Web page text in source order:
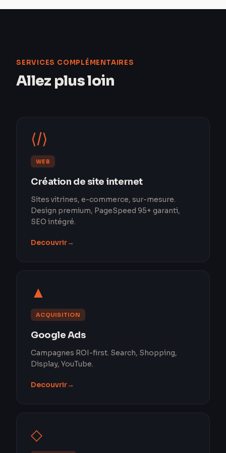
SERVICES COMPLÉMENTAIRES
Allez plus loin
⟨/⟩
WEB
Création de site internet
Sites vitrines, e-commerce, sur-mesure.
Design premium, PageSpeed 95+ garanti,
SEO intégré.
Decouvrir→
▲
ACQUISITION
Google Ads
Campagnes ROI-first. Search, Shopping,
Display, YouTube.
Decouvrir→
◇